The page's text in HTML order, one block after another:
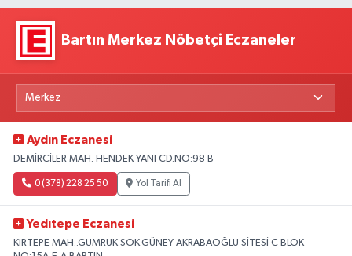
Bartın Merkez Nöbetçi Eczaneler
Aydın Eczanesi
DEMİRCİLER MAH. HENDEK YANI CD.NO:98 B
0 (378) 228 25 50 Yol Tarifi Al
Yedıtepe Eczanesi
KIRTEPE MAH..GUMRUK SOK.GÜNEY AKRABAOĞLU SİTESİ C BLOK